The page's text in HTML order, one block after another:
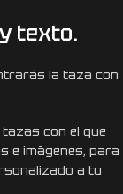
texto.
la taza con
con el que
e imágenes, para
a tu